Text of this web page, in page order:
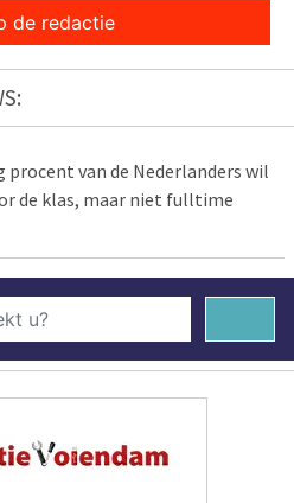
de redactie
procent van de Nederlanders wil
de klas, maar niet fulltime